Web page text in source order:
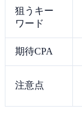
狙うキー
ワード
期待CPA
注意点